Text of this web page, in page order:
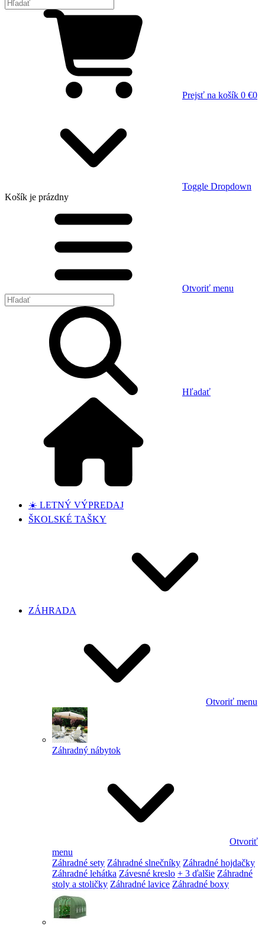
Prejsť na košík 0 €0
Toggle Dropdown
Košík je prázdny
Otvoriť menu
Hľadať
☀️ LETNÝ VÝPREDAJ
ŠKOLSKÉ TAŠKY
ZÁHRADA
Otvoriť menu
Záhradný nábytok
Otvoriť
menu
Záhradné sety Záhradné slnečníky Záhradné hojdačky
Záhradné lehátka Závesné kreslo + 3 ďalšie Záhradné
stoly a stoličky Záhradné lavice Záhradné boxy